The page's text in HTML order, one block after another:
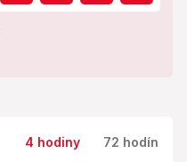
4 hodiny 72 hodín